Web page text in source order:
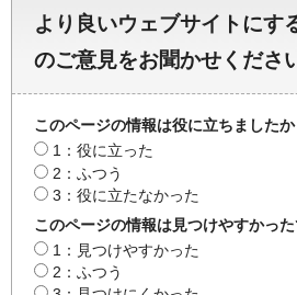
より良いウェブサイトにす
のご意見をお聞かせくださ
このページの情報は役に立ちましたか
1：役に立った
2：ふつう
3：役に立たなかった
このページの情報は見つけやすかった
1：見つけやすかった
2：ふつう